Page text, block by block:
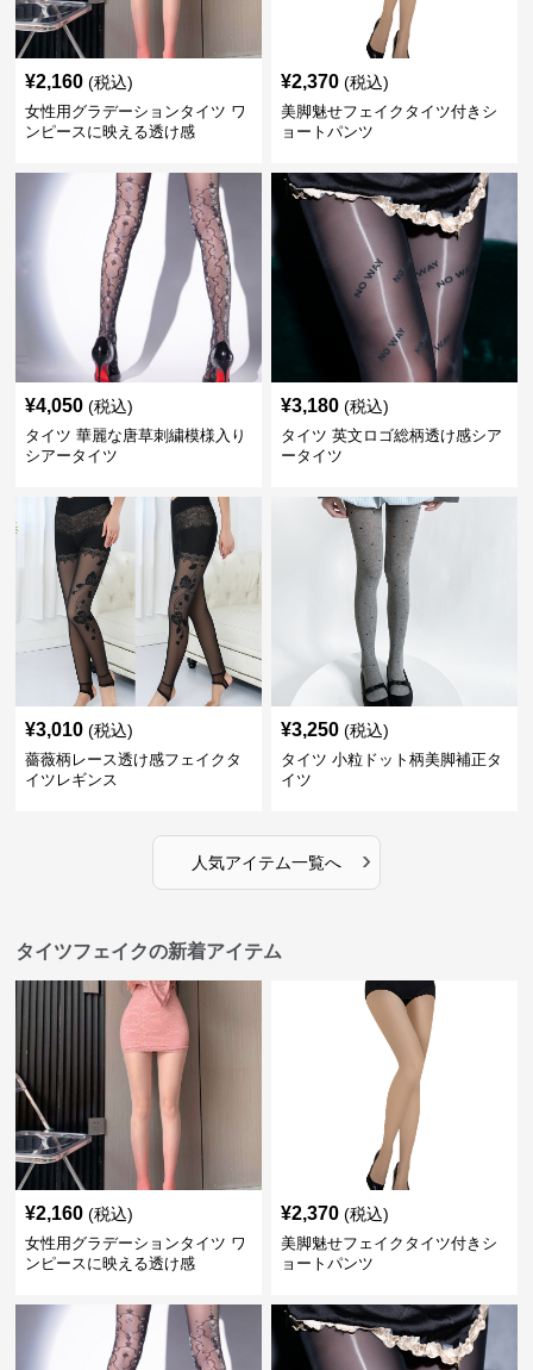
¥2,160 (税込)
女性用グラデーションタイツ ワ
ンピースに映える透け感
¥2,370 (税込)
美脚魅せフェイクタイツ付きシ
ョートパンツ
¥4,050 (税込)
タイツ 華麗な唐草刺繍模様入り
シアータイツ
¥3,180 (税込)
タイツ 英文ロゴ総柄透け感シア
ータイツ
¥3,010 (税込)
薔薇柄レース透け感フェイクタ
イツレギンス
¥3,250 (税込)
タイツ 小粒ドット柄美脚補正タ
イツ
人気アイテム一覧へ ›
タイツフェイクの新着アイテム
¥2,160 (税込)
女性用グラデーションタイツ ワ
ンピースに映える透け感
¥2,370 (税込)
美脚魅せフェイクタイツ付きシ
ョートパンツ